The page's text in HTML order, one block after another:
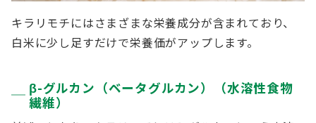
キラリモチにはさまざまな栄養成分が含まれており、
白米に少し足すだけで栄養価がアップします。
β-グルカン（ベータグルカン）（水溶性食物
繊維）